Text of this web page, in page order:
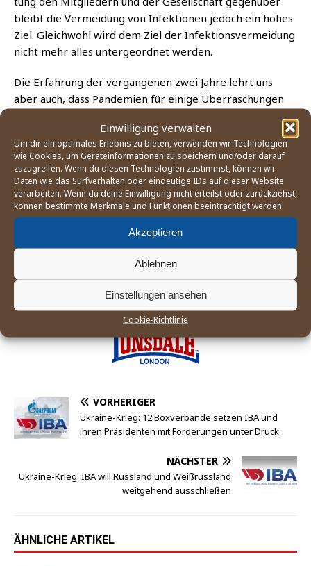
Einwilligung verwalten
Um dir ein optimales Erlebnis zu bieten, verwenden wir Technologien
wie Cookies, um Geräteinformationen zu speichern und/oder darauf
zuzugreifen. Wenn du diesen Technologien zustimmst, können wir
Daten wie das Surfverhalten oder eindeutige IDs auf dieser Website
verarbeiten. Wenn du deine Einwilligung nicht erteilst oder zurückziehst,
können bestimmte Merkmale und Funktionen beeinträchtigt werden.
Akzeptieren
Ablehnen
Einstellungen ansehen
Cookie-Richtlinie
bleibt die Ver­mei­dung von Infek­tio­nen jedoch ein hohes
Ziel. Gleich­wohl wird dem Ziel der Infek­ti­ons­ver­mei­dung
nicht mehr alles unter­ge­ord­net werden.
Die Erfah­rung der ver­gan­ge­nen zwei Jah­re lehrt uns
aber auch, dass Pan­de­mien für eini­ge Über­ra­schun­gen
nach Nor­ma­li­tät in der Regel wenig beein­druckt zei­gem.
Inso­fern sind Kor­rek­tu­ren der Stra­te­gie in die eine oder
ande­re Rich­tung nicht aus­zu­schlie­ßen, wenn die Fak­ten­
la­ge sich ändert.
DIE SPONSOREN DER BOXABTEILUNG DES FC
VORHERIGER
Ukraine-Krieg: 12 Boxverbände setzen IBA und
ihren Präsidenten mit Forderungen unter Druck
NÄCHSTER
Ukraine-Krieg: IBA will Russland und Weißrussland
weitgehend ausschließen
ÄHNLICHE ARTIKEL